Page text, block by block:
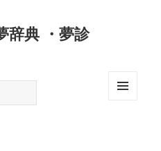
辞典 ・夢診